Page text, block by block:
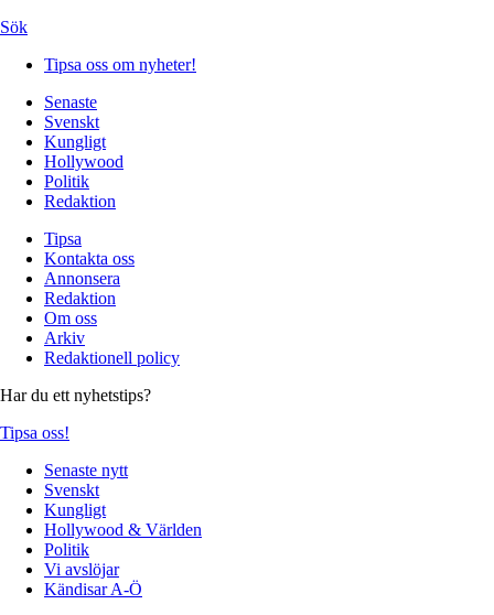
Sök
Tipsa oss om nyheter!
Senaste
Svenskt
Kungligt
Hollywood
Politik
Redaktion
Tipsa
Kontakta oss
Annonsera
Redaktion
Om oss
Arkiv
Redaktionell policy
Har du ett nyhetstips?
Tipsa oss!
Senaste nytt
Svenskt
Kungligt
Hollywood & Världen
Politik
Vi avslöjar
Kändisar A-Ö